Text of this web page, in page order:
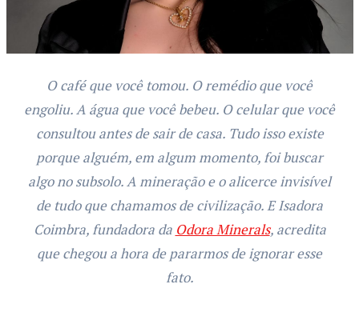
O café que você tomou. O remédio que você
engoliu. A água que você bebeu. O celular que você
consultou antes de sair de casa. Tudo isso existe
porque alguém, em algum momento, foi buscar
algo no subsolo. A mineração e o alicerce invisível
de tudo que chamamos de civilização. E Isadora
Coimbra, fundadora da Odora Minerals, acredita
que chegou a hora de pararmos de ignorar esse
fato.